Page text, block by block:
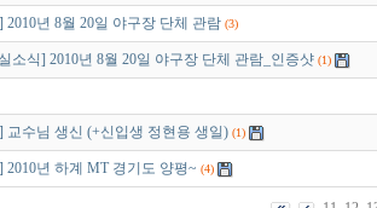
2010년 8월 20일 야구장 단체 관람 (3)
소식] 2010년 8월 20일 야구장 단체 관람_인증샷 (1)
교수님 생신 (+신입생 정현용 생일) (1)
2010년 하계 MT 경기도 양평~ (4)